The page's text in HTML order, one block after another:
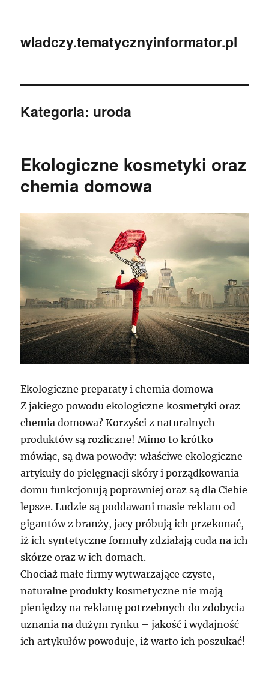
wladczy.tematycznyinformator.pl
Kategoria: uroda
Ekologiczne kosmetyki oraz
chemia domowa
Ekologiczne preparaty i chemia domowa
Z jakiego powodu ekologiczne kosmetyki oraz
chemia domowa? Korzyści z naturalnych
produktów są rozliczne! Mimo to krótko
mówiąc, są dwa powody: właściwe ekologiczne
artykuły do pielęgnacji skóry i porządkowania
domu funkcjonują poprawniej oraz są dla Ciebie
lepsze. Ludzie są poddawani masie reklam od
gigantów z branży, jacy próbują ich przekonać,
iż ich syntetyczne formuły zdziałają cuda na ich
skórze oraz w ich domach.
Chociaż małe firmy wytwarzające czyste,
naturalne produkty kosmetyczne nie mają
pieniędzy na reklamę potrzebnych do zdobycia
uznania na dużym rynku – jakość i wydajność
ich artykułów powoduje, iż warto ich poszukać!